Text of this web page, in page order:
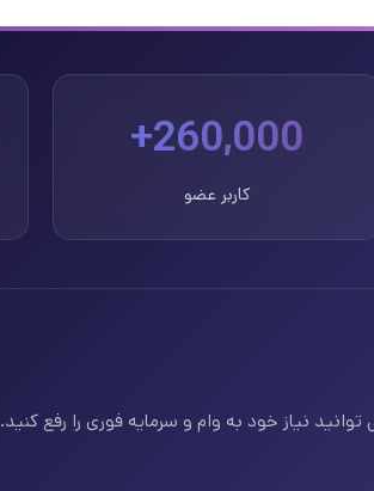
260,000+
کاربر عضو
نیاز خود به وام و سرمایه فوری را رفع کنید.